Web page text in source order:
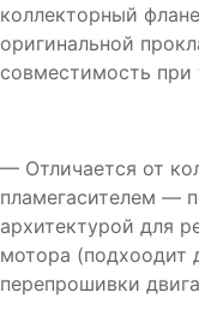
коллекторный
оригинальной
совместимость при
— Отличается от
пламегасителем —
архитектурой для
мотора (подхоодит
перепрошивки